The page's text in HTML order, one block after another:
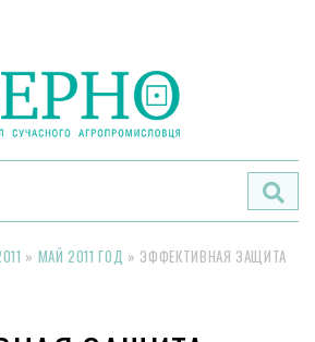
» МАЙ 2011 ГОД » ЭФФЕКТИВНАЯ ЗАЩИТА